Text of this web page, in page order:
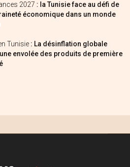
2027 : la Tunisie face au défi de
économique dans un monde
Tunisie : La désinflation globale
envolée des produits de première